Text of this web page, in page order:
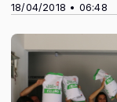
18/04/2018 • 06:48